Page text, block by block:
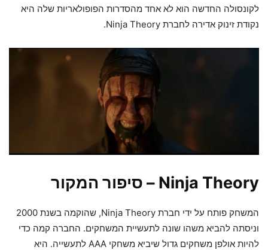
לקונסולה החדשה הוא לא אחד מהסדרות הפופולאריות שלה היא
נקודת זינוק אדירה לחברת Ninja Theory.
Ninja Theory – סיפור המקור
המשחק פותח על ידי חברת Ninja Theory, שהוקמה בשנת 2000
וניסתה להביא משהו שונה לתעשיית המשחקים. החברה קמה כדי
להיות אולפן משחקים גדול שיביא משחקי AAA לתעשייה. היא